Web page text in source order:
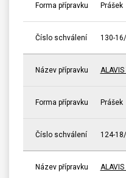
Forma přípravku Prášek
Číslo schválení 130-
Název přípravku ALAVIS
Forma přípravku Prášek
Číslo schválení 124-
Název přípravku